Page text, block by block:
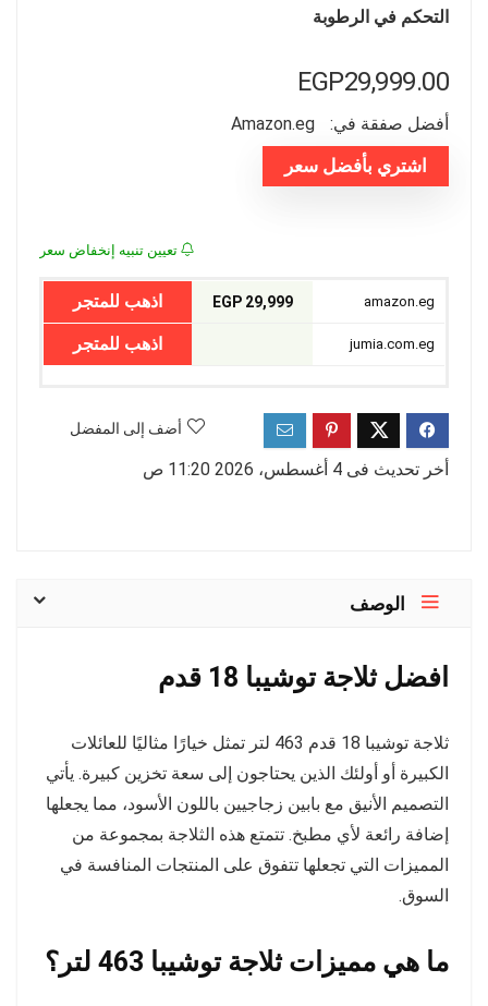
التحكم في الرطوبة
EGP29,999.00
أفضل صفقة في: amazon.eg
اشتري بأفضل سعر
تعيين تنبيه إنخفاض سعر
29,999 EGP اذهب للمتجر
اذهب للمتجر
أضف إلى المفضل
أخر تحديث فى 4 أغسطس، 2026 11:20 ص
الوصف
افضل ثلاجة توشيبا 18 قدم
ثلاجة توشيبا 18 قدم 463 لتر تمثل خيارًا مثاليًا للعائلات
الكبيرة أو أولئك الذين يحتاجون إلى سعة تخزين كبيرة. يأتي
التصميم الأنيق مع بابين زجاجيين باللون الأسود، مما يجعلها
إضافة رائعة لأي مطبخ. تتمتع هذه الثلاجة بمجموعة من
المميزات التي تجعلها تتفوق على المنتجات المنافسة في
السوق.
ما هي مميزات ثلاجة توشيبا 463 لتر؟